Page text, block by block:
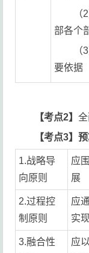
部各个
要依据
【考点2】
【考点3】
1.战略导
向原则
应
展
2.过程控
制原则
应
实
3.融合性
应以